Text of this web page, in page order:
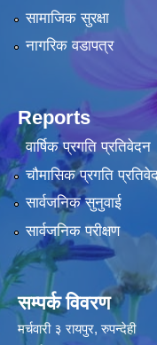
सामाजिक सुरक्षा
नागरिक वडापत्र
Reports
वार्षिक प्रगति प्रतिवेदन
चौमासिक प्रगति
सार्वजनिक सुनुवाई
सार्वजनिक परीक्षण
सम्पर्क विवरण
मर्चवारी ३ रायपुर, रुपन्देही